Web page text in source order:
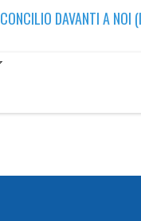
CONCILIO DAVANTI A NOI